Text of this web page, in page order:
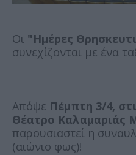
Οι "Ημέρες
συνεχίζονται με ένα
Απόψε Πέμπτη 3/4,
Θέατρο Καλαμαριάς
παρουσιαστεί η
(αιώνιο φως)!